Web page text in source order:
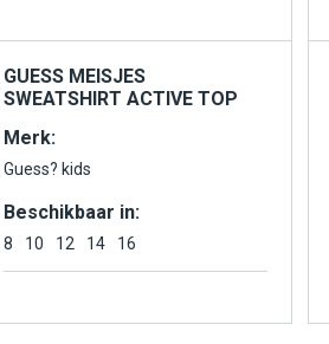
GUESS MEISJES
SWEATSHIRT ACTIVE TOP
Merk:
Guess? kids
Beschikbaar in:
8 10 12 14 16